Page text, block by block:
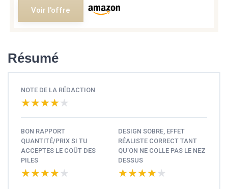
Voir l'offre
Résumé
NOTE DE LA RÉDACTION
★★★★★
★★★★★
BON RAPPORT
QUANTITÉ/PRIX SI TU
ACCEPTES LE COÛT DES
PILES
★★★★★
★★★★★
DESIGN SOBRE, EFFET
RÉALISTE CORRECT TANT
QU’ON NE COLLE PAS LE NEZ
DESSUS
★★★★★
★★★★★